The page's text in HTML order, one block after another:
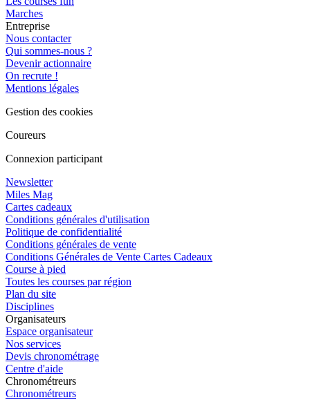
Marches
Entreprise
Nous contacter
Qui sommes-nous ?
Devenir actionnaire
On recrute !
Mentions légales
Gestion des cookies
Coureurs
Connexion participant
Newsletter
Miles Mag
Cartes cadeaux
Conditions générales d'utilisation
Politique de confidentialité
Conditions générales de vente
Conditions Générales de Vente Cartes Cadeaux
Course à pied
Toutes les courses par région
Plan du site
Disciplines
Organisateurs
Espace organisateur
Nos services
Devis chronométrage
Centre d'aide
Chronométreurs
Chronométreurs